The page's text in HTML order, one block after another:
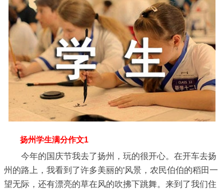
扬州学生满分作文1
今年的国庆节我去了扬州，玩的很开心。在开车去扬
州的路上，我看到了许多美丽的'风景，农民伯伯的稻田一
望无际，还有漂亮的草在风的吹拂下跳舞。来到了我们住